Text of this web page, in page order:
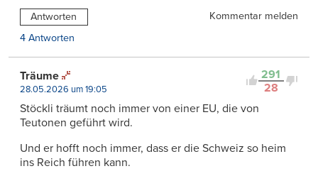
Antworten
Kommentar melden
4 Antworten
291
28
Träume
28.05.2026 um 19:05
Stöckli träumt noch immer von einer EU, die von
Teutonen geführt wird.
Und er hofft noch immer, dass er die Schweiz so heim
ins Reich führen kann.